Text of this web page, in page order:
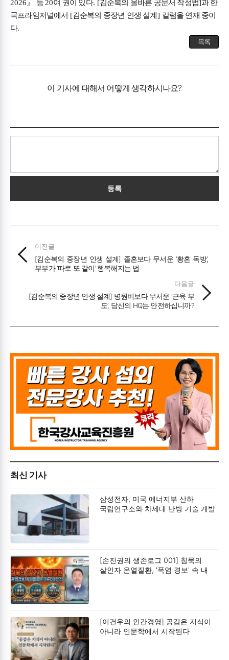
2026 』 등 20여 권이 있다. [김순복의 올바른 공문서 작성법]과 한
국프라임저널에서 [김순복의 중장년 인생 설계 ] 칼럼을 연재 중이
다.
목록
이 기사에 대해서 어떻게 생각하시나요?
등록
이전글
[김순복의 중장년 인생 설계] 졸혼보다 무서운 ‘황혼 독방’,
부부가 ‘따로 또 같이’ 행복해지는 법
다음글
[김순복의 중장년 인생 설계] 병원비보다 무서운 ‘근육 부
도’, 당신의 HQ는 안전하십니까?
최신 기사
삼성전자, 미국 에너지부 산하
국립연구소와 차세대 난방 기술 개발
[손진권의 생존로그 001] 침묵의
살인자 온열질환, '폭염 경보' 속 내
[이건우의 인간경영] 공감은 지식이
아니라 인문학에서 시작된다